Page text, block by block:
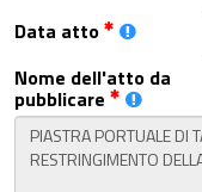
Data atto
Nome dell'atto da
pubblicare